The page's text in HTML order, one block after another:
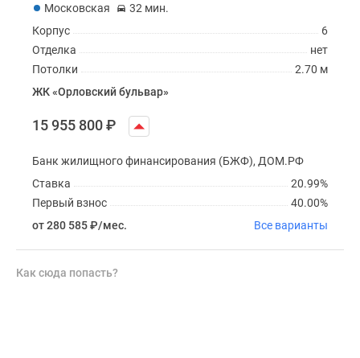
Московская
32 мин.
6
Корпус
нет
Отделка
2.70 м
Потолки
ЖК «Орловский бульвар»
15 955 800₽
Банк жилищного финансирования (БЖФ), ДОМ.РФ
20.99%
Ставка
40.00%
Первый взнос
от 280 585₽/мес. Все варианты
Как сюда попасть?